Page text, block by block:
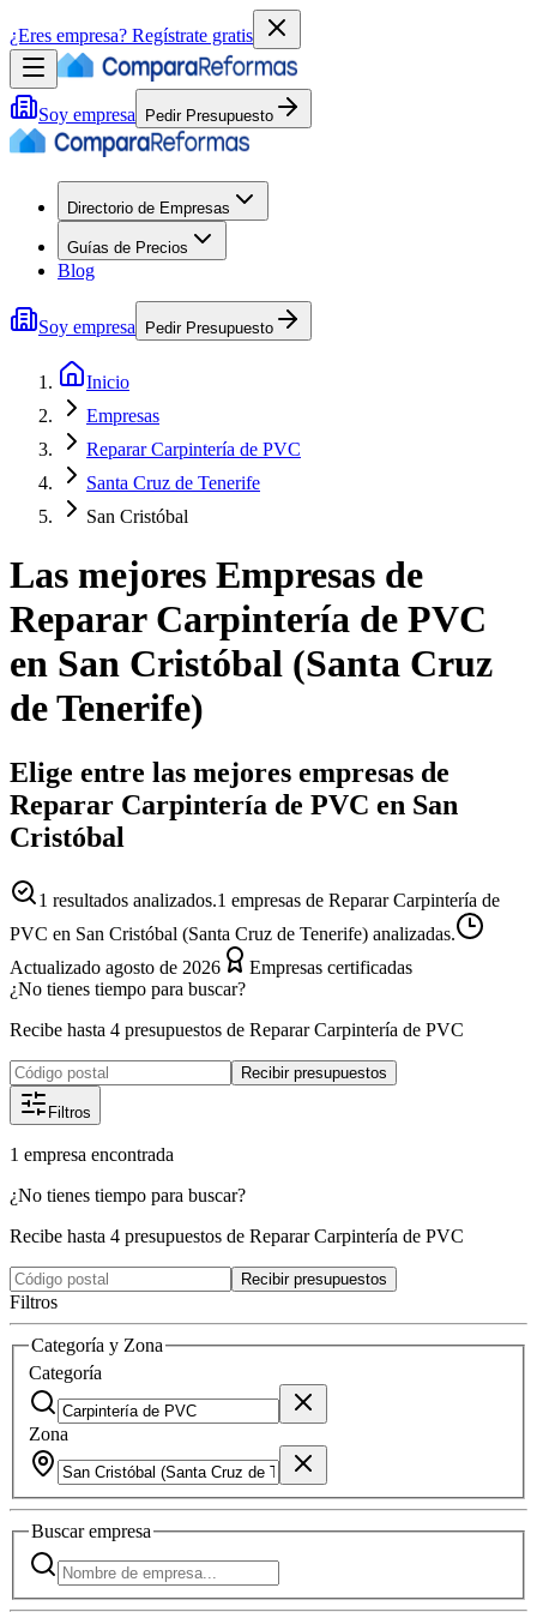
¿Eres empresa? Regístrate gratis
Soy empresa Pedir Presupuesto
Directorio de Empresas
Guías de Precios
Blog
Soy empresa Pedir Presupuesto
Inicio
Empresas
Reparar Carpintería de PVC
Santa Cruz de Tenerife
San Cristóbal
Las mejores Empresas de
Reparar Carpintería de PVC
en San Cristóbal (Santa Cruz
de Tenerife)
Elige entre las mejores empresas de
Reparar Carpintería de PVC en San
Cristóbal
1 resultados analizados.1 empresas de Reparar Carpintería de
PVC en San Cristóbal (Santa Cruz de Tenerife) analizadas.
Actualizado agosto de 2026
Empresas certificadas
¿No tienes tiempo para buscar?
Recibe hasta 4 presupuestos de Reparar Carpintería de PVC
Recibir presupuestos
Filtros
1 empresa encontrada
¿No tienes tiempo para buscar?
Recibe hasta 4 presupuestos de Reparar Carpintería de PVC
Recibir presupuestos
Filtros
Categoría y Zona
Categoría
Zona
Buscarempresa